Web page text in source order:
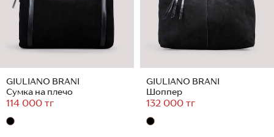
GIULIANO BRANI
Сумка на плечо
114 000 тг
GIULIANO BRANI
Шоппер
132 000 тг